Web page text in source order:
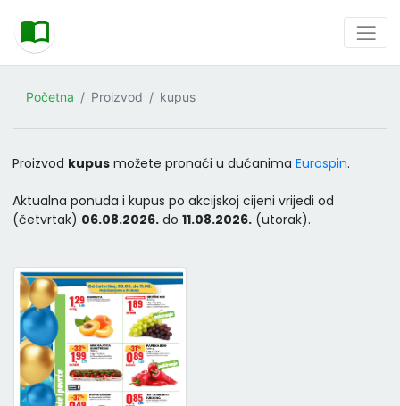
Početna Proizvod kupus
Proizvod kupus možete pronaći u dućanima Eurospin.
Aktualna ponuda i kupus po akcijskoj cijeni vrijedi od
(četvrtak) 06.08.2026. do 11.08.2026. (utorak).